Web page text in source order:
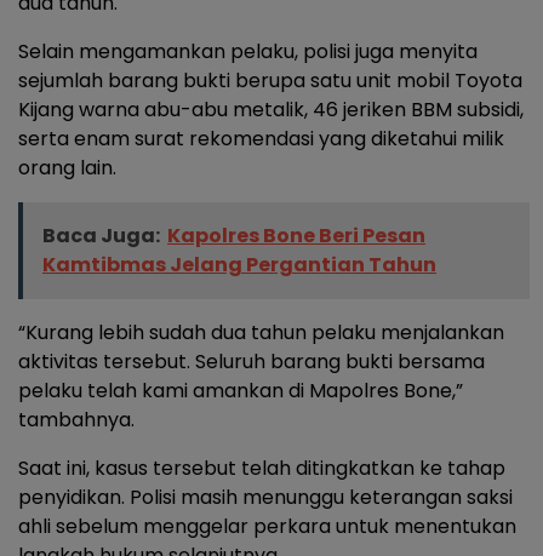
Selain mengamankan pelaku, polisi juga menyita
sejumlah barang bukti berupa satu unit mobil Toyota
Kijang warna abu-abu metalik, 46 jeriken BBM subsidi,
serta enam surat rekomendasi yang diketahui milik
orang lain.
Baca Juga: Kapolres Bone Beri Pesan
Kamtibmas Jelang Pergantian Tahun
“Kurang lebih sudah dua tahun pelaku menjalankan
aktivitas tersebut. Seluruh barang bukti bersama
pelaku telah kami amankan di Mapolres Bone,”
tambahnya.
Saat ini, kasus tersebut telah ditingkatkan ke tahap
penyidikan. Polisi masih menunggu keterangan saksi
ahli sebelum menggelar perkara untuk menentukan